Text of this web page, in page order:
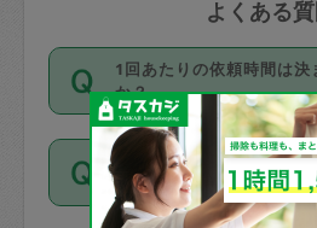
よくある
1回あたりの依頼時間は決
か？
依頼1回につき3時間固
超えて依頼したい場合
利用ください。機能を
価格はどうやって決まっ